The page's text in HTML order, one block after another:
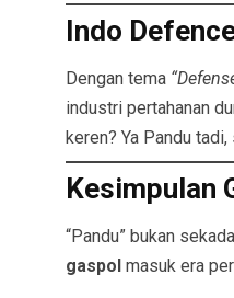
Indo
Dengan tema
industri pertahanan
keren? Ya Pandu tadi,
Kesimpulan
“Pandu” bukan
gaspol masuk era